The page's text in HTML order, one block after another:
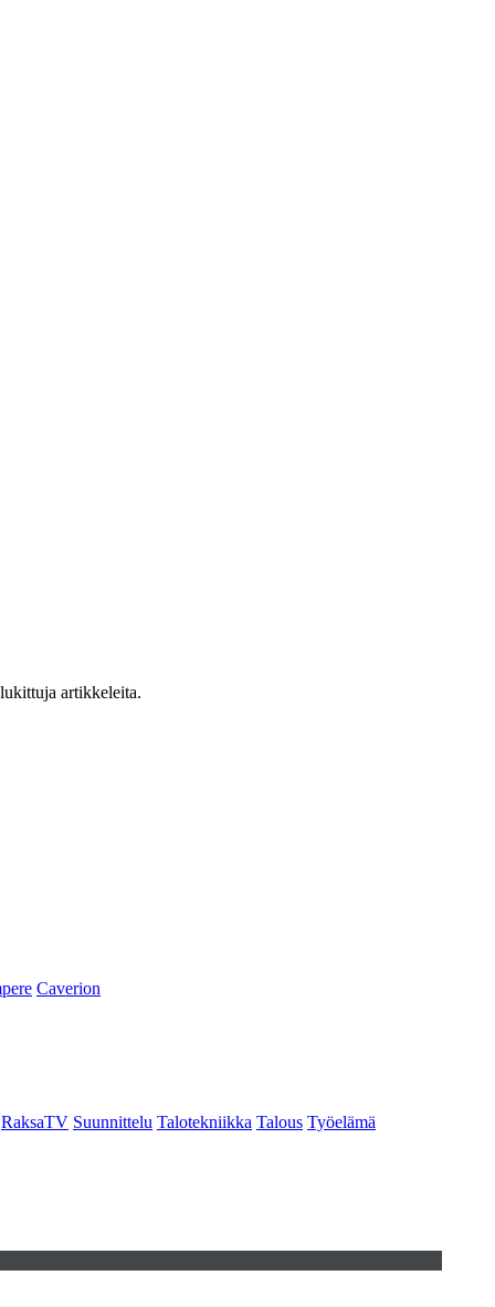
artikkeleita.
Caverion
RaksaTV Suunnittelu Talotekniikka Talous Työelämä